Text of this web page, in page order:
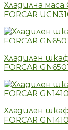
Хладилна маса
FORCAR
Хладилен
FORCAR
Хладилен
FORCAR